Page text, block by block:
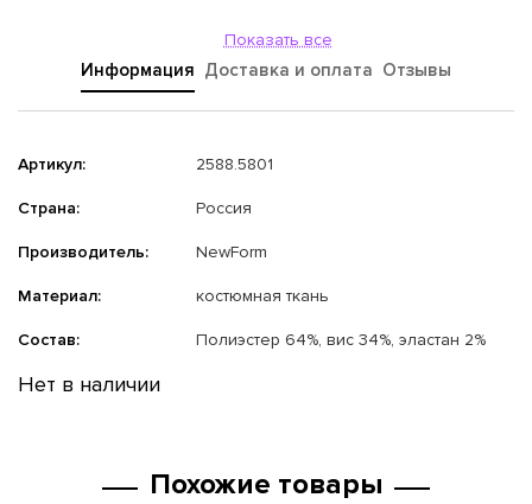
Показать все
Информация Доставка и оплата Отзывы
Артикул: 2588.5801
Страна: Россия
Производитель: NewForm
Материал: костюмная ткань
Состав: Полиэстер 64%, вис 34%, эластан 2%
Нет в наличии
Похожие товары